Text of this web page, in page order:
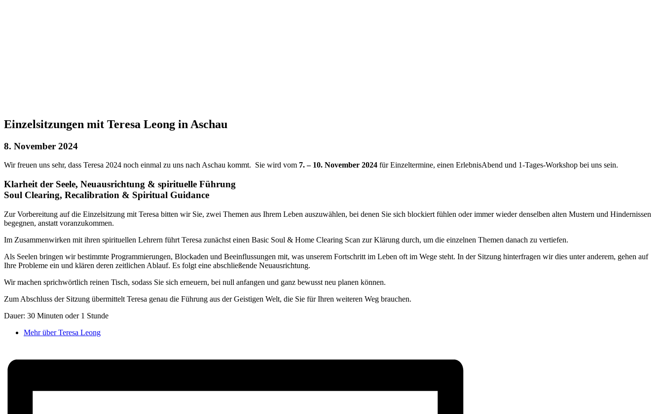
Einzelsitzungen mit Teresa Leong in Aschau
8. November 2024
Wir freuen uns sehr, dass Teresa 2024 noch einmal zu uns nach Aschau kommt. Sie wird vom 7. – 10. November 2024 für Einzeltermine, einen ErlebnisAbend und 1-Tages-Workshop bei uns sein.
Klarheit der Seele, Neuausrichtung & spirituelle Führung
Soul Clearing, Recalibration & Spiritual Guidance
Zur Vorbereitung auf die Einzelsitzung mit Teresa bitten wir Sie, zwei Themen aus Ihrem Leben auszuwählen, bei denen Sie sich blockiert fühlen oder immer wieder denselben alten Mustern und Hindernissen
begegnen, anstatt voranzukommen.
Im Zusammenwirken mit ihren spirituellen Lehrern führt Teresa zunächst einen Basic Soul & Home Clearing Scan zur Klärung durch, um die einzelnen Themen danach zu vertiefen.
Als Seelen bringen wir bestimmte Programmierungen, Blockaden und Beeinflussungen mit, was unserem Fortschritt im Leben oft im Wege steht. In der Sitzung hinterfragen wir dies unter anderem, gehen auf
Ihre Probleme ein und klären deren zeitlichen Ablauf. Es folgt eine abschließende Neuausrichtung.
Wir machen sprichwörtlich reinen Tisch, sodass Sie sich erneuern, bei null anfangen und ganz bewusst neu planen können.
Zum Abschluss der Sitzung übermittelt Teresa genau die Führung aus der Geistigen Welt, die Sie für Ihren weiteren Weg brauchen.
Dauer: 30 Minuten oder 1 Stunde
Mehr über Teresa Leong